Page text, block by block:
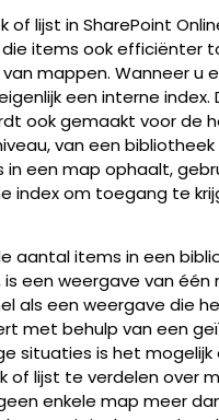
of lijst in SharePoint
items ook efficiënter
mappen. Wanneer u
een interne index.
ook gemaakt voor de
van een bibliotheek
in een map ophaalt,
index om toegang te
aantal items in een
is een weergave van
als een weergave die
met behulp van een
situaties is het mogelijk
of lijst te verdelen over
enkele map meer